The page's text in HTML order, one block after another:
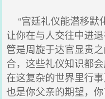
“宫廷礼仪能潜移默
让你在与人交往中进
管是周旋于达官显贵
合，这些礼仪知识都
在这复杂的世界里行
也是你父亲的期望，